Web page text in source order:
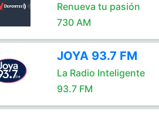
Renueva tu pasión
730 AM
JOYA 93.7 FM
La Radio Inteligente
93.7 FM